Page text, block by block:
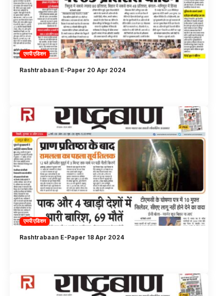
एमपी एडिशन
Rashtrabaan E-Paper 20 Apr 2024
एमपी एडिशन
Rashtrabaan E-Paper 18 Apr 2024